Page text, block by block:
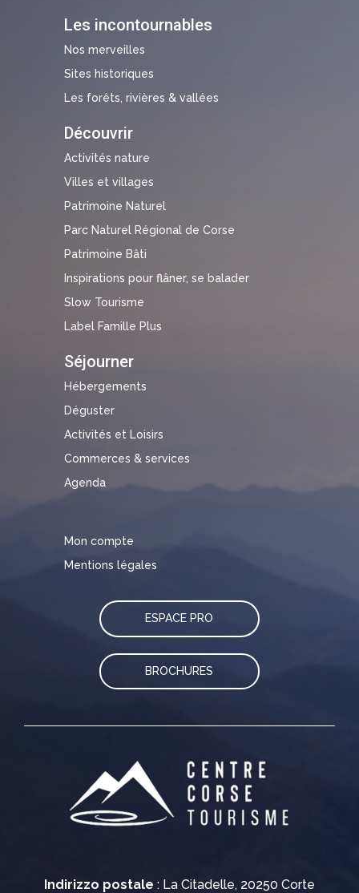
Indirizzo postale : La Citadelle, 20250 Corte
Les incontournables
Nos merveilles
Sites historiques
Les forêts, rivières & vallées
Découvrir
Activités nature
Villes et villages
Patrimoine Naturel
Parc Naturel Régional de Corse
Patrimoine Bâti
Inspirations pour flâner, se balader
Slow Tourisme
Label Famille Plus
Séjourner
Hébergements
Déguster
Activités et Loisirs
Commerces & services
Agenda
Mon compte
Mentions légales
ESPACE PRO
BROCHURES